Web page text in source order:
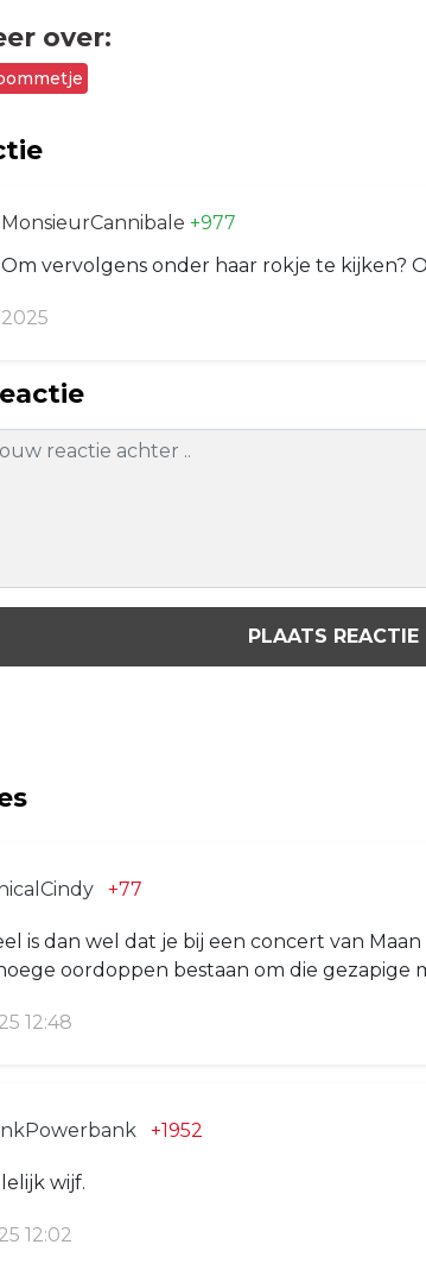
over:
MonsieurCannibale +977
Om vervolgens onder haar rokje te kijken?
PLAATS REACTIE
+77
is dan wel dat je bij een concert van
oordoppen bestaan om die gezapige
12:48
+1952
wijf.
12:02